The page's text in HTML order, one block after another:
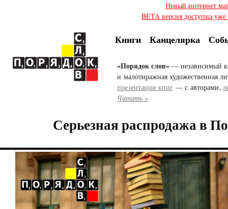
Новый интернет
BETA версия доступна
Книги Канцелярка
«Порядок слов» — независимый
и малотиражная художественная
презентации книг — с авторами,
Читать »
Серьезная распродажа в